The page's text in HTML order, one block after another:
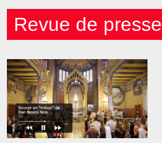
Revue de presse